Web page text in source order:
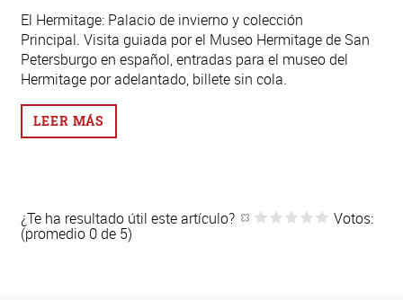
El Hermitage: Palacio de invierno y colección
Principal. Visita guiada por el Museo Hermitage de San
Petersburgo en español, entradas para el museo del
Hermitage por adelantado, billete sin cola.
LEER MÁS
¿Te ha resultado útil este artículo? Votos:
(promedio 0 de 5)